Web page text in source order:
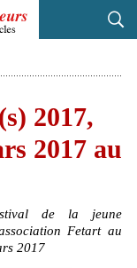
2017,
2017 au
de la jeune
Fetart au
2017